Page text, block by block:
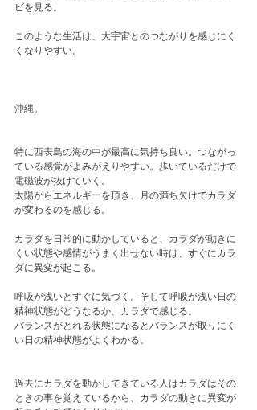
ビを見る。
このような生活は、大宇宙とのつながりを感じにく
くなりやすい。
沖縄。
特に西表島の海の中が最高に気持ち良い。つながっ
ている感覚がよみがえりやすい。歩いているだけで
電磁波が抜けていく。
太陽からエネルギーを頂き、月の満ち欠けでカラダ
が変わるのを感じる。
カラダを日常的に動かしていると、カラダが動きに
くい状態や感情がうまく出せない時は、すぐにカラ
ダに異変が起こる。
呼吸が浅いとすぐに気づく。そして呼吸が浅い日の
精神状態がどうなるか、カラダで感じる。
バランスがとれる状態になるとバランスが取りにく
い日の精神状態がよくわかる。
過去にカラダを動かしてきている人はカラダはその
ときの事を覚えているから、カラダの動きに異変が